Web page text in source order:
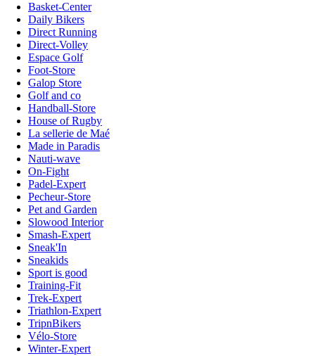
Basket-Center
Daily Bikers
Direct Running
Direct-Volley
Espace Golf
Foot-Store
Galop Store
Golf and co
Handball-Store
House of Rugby
La sellerie de Maé
Made in Paradis
Nauti-wave
On-Fight
Padel-Expert
Pecheur-Store
Pet and Garden
Slowood Interior
Smash-Expert
Sneak'In
Sneakids
Sport is good
Training-Fit
Trek-Expert
Triathlon-Expert
TripnBikers
Vélo-Store
Winter-Expert